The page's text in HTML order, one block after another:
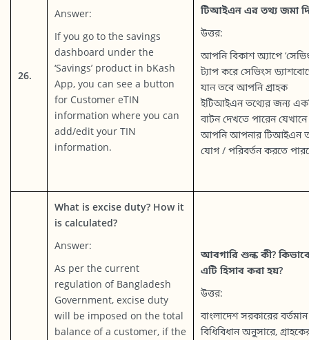
26.
Answer:
If you go to the savings
dashboard under the
‘Savings’ product in bKash
App, you can see a button
for Customer eTIN
information where you can
add/edit your TIN
information.
টিআইএন এর তথ্য জমা
উত্তর:
আপনি বিকাশ অ্যাপে
ট্যাপ করে সেভিংস
যান তবে আপনি গ্রাহক
ইটিআইএন তথ্যের জন্য
বাটন দেখতে পারেন যেখানে
আপনি আপনার টিআইএন
যোগ / পরিবর্তন করতে
What is excise duty? How it
is calculated?
Answer:
As per the current
regulation of Bangladesh
Government, excise duty
will be imposed on the total
balance of a customer, if the
আবগারি শুল্ক কী?
এটি হিসাব করা হয়?
উত্তর:
বাংলাদেশ সরকারের বর্তমান
বিধিবিধান অনুসারে,